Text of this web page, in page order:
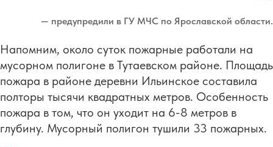
— предупредили в ГУ МЧС по Ярославской области.
Напомним, около суток пожарные работали на
мусорном полигоне в Тутаевском районе. Площадь
пожара в районе деревни Ильинское составила
полторы тысячи квадратных метров. Особенность
пожара в том, что он уходит на 6-8 метров в
глубину. Мусорный полигон тушили 33 пожарных.